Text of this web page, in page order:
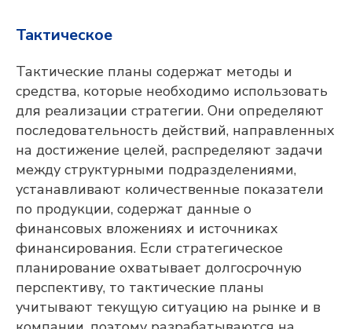
Тактическое
Тактические планы содержат методы и
средства, которые необходимо использовать
для реализации стратегии. Они определяют
последовательность действий, направленных
на достижение целей, распределяют задачи
между структурными подразделениями,
устанавливают количественные показатели
по продукции, содержат данные о
финансовых вложениях и источниках
финансирования. Если стратегическое
планирование охватывает долгосрочную
перспективу, то тактические планы
учитывают текущую ситуацию на рынке и в